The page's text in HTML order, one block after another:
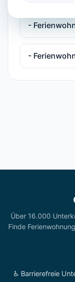
-
-
Über 16.000
Finde
♿ Barrierefreie